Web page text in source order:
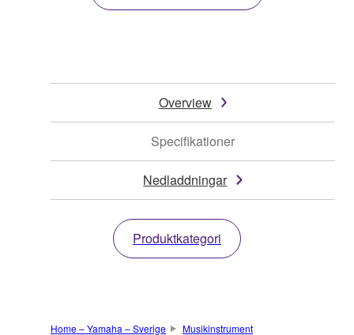
Overview
Specifikationer
Nedladdningar
Produktkategori
Home – Yamaha – Sverige
Musikinstrument